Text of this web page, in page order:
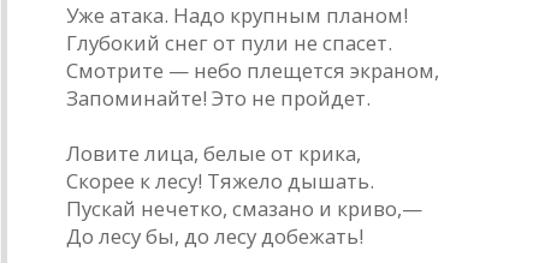
Уже атака. Надо крупным планом!
Глубокий снег от пули не спасет.
Смотрите — небо плещется экраном,
Запоминайте! Это не пройдет.
Ловите лица, белые от крика,
Скорее к лесу! Тяжело дышать.
Пускай нечетко, смазано и криво,—
До лесу бы, до лесу добежать!